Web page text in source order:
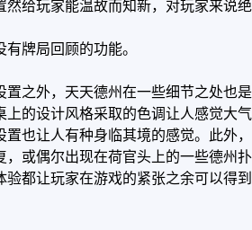
然给玩家能温故而知新，对玩家来说绝
牌局回顾的功能。
置之外，天天德州在一些细节之处也是
上的设计风格采取的色调让人感觉大气
也让人有种身临其境的感觉。此外，
，或偶尔出现在荷官头上的一些德州扑
都让玩家在游戏的紧张之余可以得到